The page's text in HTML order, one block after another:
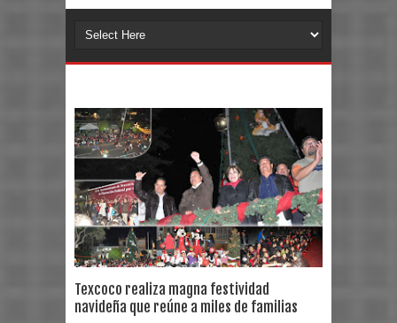
Texcoco realiza magna festividad
navideña que reúne a miles de familias